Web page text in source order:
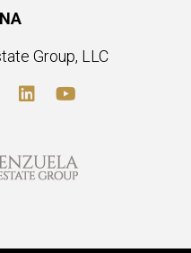
Group, LLC